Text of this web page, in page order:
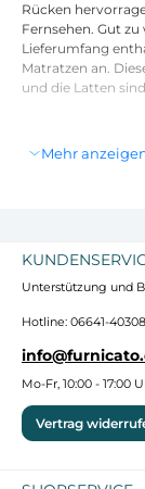
Rücken
Fernsehen. Gut
Lieferumfang
Matratzen an.
und die Latten
Material der
Geeignete
enthalten):
Mehr
Unterstützung und
Hotline: 06641-
Mo-Fr, 10:00 - 17:00
Vertrag